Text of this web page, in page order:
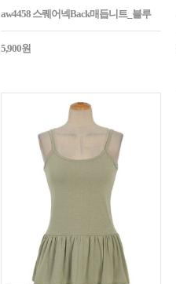
aw4458 스퀘어넥Back매듭니트_블루
5,900원